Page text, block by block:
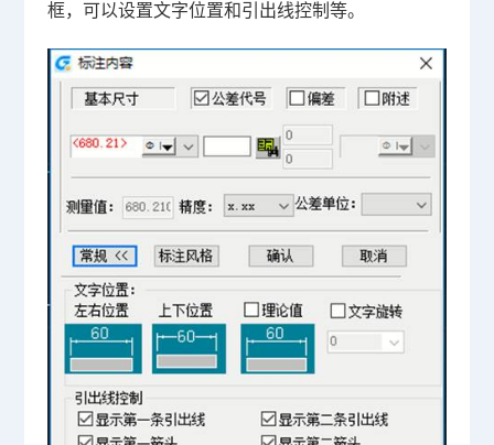
框，可以设置文字位置和引出线控制等。